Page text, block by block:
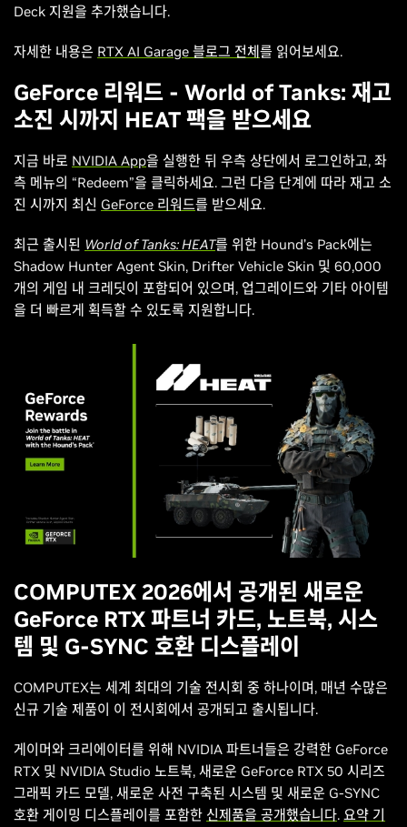
Deck 지원을 추가했습니다.
자세한 내용은 RTX AI Garage 블로그 전체 를 읽어보세요.
GeForce 리워드 - World of Tanks: 재고
소진 시까지 HEAT 팩을 받으세요
지금 바로 NVIDIA App을 실행한 뒤 우측 상단에서 로그인하고, 좌
측 메뉴의 “Redeem”을 클릭하세요. 그런 다음 단계에 따라 재고 소
진 시까지 최신 GeForce 리워드를 받으세요.
최근 출시된 World of Tanks: HEAT를 위한 Hound’s Pack에는
Shadow Hunter Agent Skin, Drifter Vehicle Skin 및 60,000
개의 게임 내 크레딧이 포함되어 있으며, 업그레이드와 기타 아이템
을 더 빠르게 획득할 수 있도록 지원합니다.
COMPUTEX 2026에서 공개된 새로운
GeForce RTX 파트너 카드, 노트북, 시스
템 및 G-SYNC 호환 디스플레이
COMPUTEX는 세계 최대의 기술 전시회 중 하나이며, 매년 수많은
신규 기술 제품이 이 전시회에서 공개되고 출시됩니다.
게이머와 크리에이터를 위해 NVIDIA 파트너들은 강력한 GeForce
RTX 및 NVIDIA Studio 노트북, 새로운 GeForce RTX 50 시리즈
그래픽 카드 모델, 새로운 사전 구축된 시스템 및 새로운 G-SYNC
호환 게이밍 디스플레이를 포함한 신제품을 공개했습니다. 요약 기